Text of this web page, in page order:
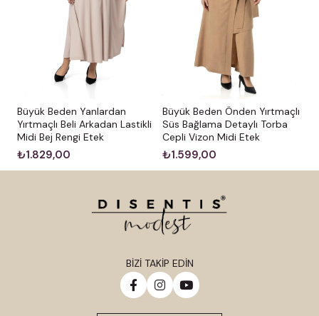
Büyük Beden Yanlardan
Yırtmaçlı Beli Arkadan Lastikli
Midi Bej Rengi Etek
₺1.829,00
Büyük Beden Önden Yırtmaçlı
Süs Bağlama Detaylı Torba
Cepli Vizon Midi Etek
₺1.599,00
BİZİ TAKİP EDİN